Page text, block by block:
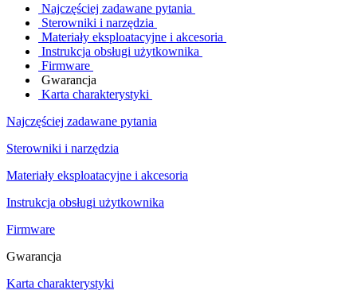
Najczęściej zadawane pytania
Sterowniki i narzędzia
Materiały eksploatacyjne i akcesoria
Instrukcja obsługi użytkownika
Firmware
Gwarancja
Karta charakterystyki
Najczęściej zadawane pytania
Sterowniki i narzędzia
Materiały eksploatacyjne i akcesoria
Instrukcja obsługi użytkownika
Firmware
Gwarancja
Karta charakterystyki